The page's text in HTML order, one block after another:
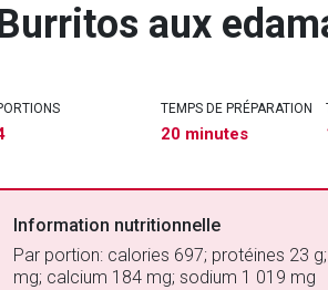
aux
TEMPS DE PRÉPARATION
20 minutes
Information nutritionnelle
Par portion: calories 697; protéines 23
mg; calcium 184 mg; sodium 1 019 mg